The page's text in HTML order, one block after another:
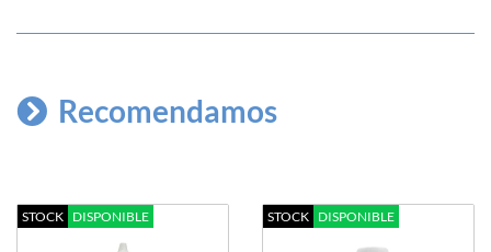
Recomendamos
STOCK DISPONIBLE STOCK DISPONIBLE